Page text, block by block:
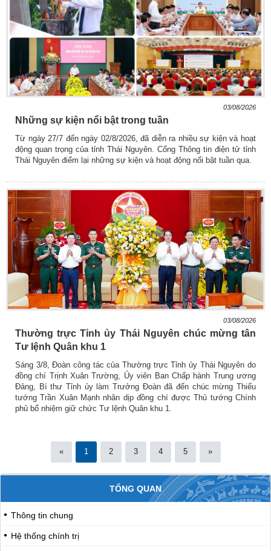
03/08/2026
Những sự kiện nổi bật trong tuần
Từ ngày 27/7 đến ngày 02/8/2026, đã diễn ra nhiều sự kiện và hoạt
động quan trọng của tỉnh Thái Nguyên. Cổng Thông tin điện tử tỉnh
Thái Nguyên điểm lại những sự kiện và hoạt động nổi bật tuần qua.
03/08/2026
Thường trực Tỉnh ủy Thái Nguyên chúc mừng tân
Tư lệnh Quân khu 1
Sáng 3/8, Đoàn công tác của Thường trực Tỉnh ủy Thái Nguyên do
đồng chí Trịnh Xuân Trường, Ủy viên Ban Chấp hành Trung ương
Đảng, Bí thư Tỉnh ủy làm Trưởng Đoàn đã đến chúc mừng Thiếu
tướng Trần Xuân Mạnh nhân dịp đồng chí được Thủ tướng Chính
phủ bổ nhiệm giữ chức Tư lệnh Quân khu 1.
« 1 2 3 4 5 »
TỔNG QUAN
Thông tin chung
Hệ thống chính trị